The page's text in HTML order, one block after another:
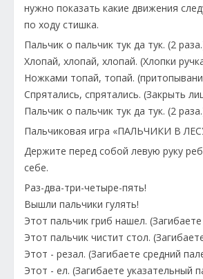
нужно показать какие движения
по ходу стишка.
Пальчик о пальчик тук да тук. (2
Хлопай, хлопай, хлопай. (Хлопки
Ножками топай, топай.
Спрятались, спрятались. (Закрыть
Пальчик о пальчик тук да тук. (2
Пальчиковая игра «ПАЛЬЧИКИ В
Держите перед собой левую руку
себе.
Раз-два-три-четыре-пять!
Вышли пальчики гулять!
Этот пальчик гриб нашел.
Этот пальчик чистит стол.
Этот - резал. (Загибаете средний
Этот - ел. (Загибаете указательный